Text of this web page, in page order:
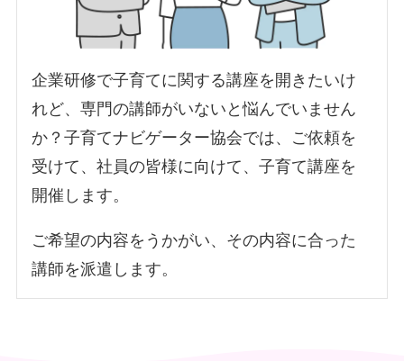
企業研修で子育てに関する講座を開きたいけ
れど、専門の講師がいないと悩んでいません
か？子育てナビゲーター協会では、ご依頼を
受けて、社員の皆様に向けて、子育て講座を
開催します。
ご希望の内容をうかがい、その内容に合った
講師を派遣します。